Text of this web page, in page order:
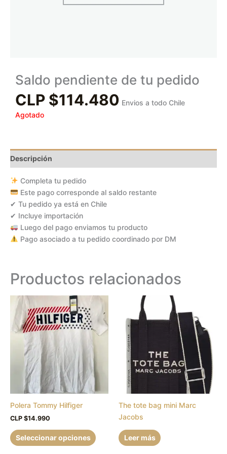
Saldo pendiente de tu pedido
CLP $114.480 Envios a todo Chile
Agotado
Descripción
Completa tu pedido
Este pago corresponde al saldo restante
✔ Tu pedido ya está en Chile
✔ Incluye importación
Luego del pago enviamos tu producto
Pago asociado a tu pedido coordinado por DM
Productos relacionados
Polera Tommy Hilfiger
CLP $14.990
Seleccionar opciones
Este
producto
tiene
múltiples
variantes.
opciones
pueden
página
The tote bag mini Marc
Jacobs
Leer más